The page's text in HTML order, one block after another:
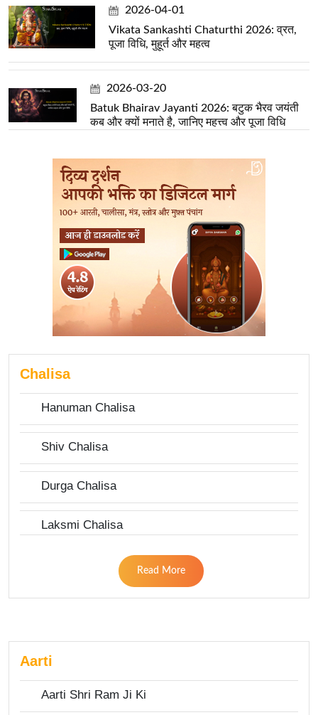
2026-04-01
Vikata Sankashti Chaturthi 2026: व्रत,
पूजा विधि, मुहूर्त और महत्व
2026-03-20
Batuk Bhairav Jayanti 2026: बटुक भैरव जयंती
कब और क्यों मनाते है, जानिए महत्त्व और पूजा विधि
Chalisa
Hanuman Chalisa
Shiv Chalisa
Durga Chalisa
Laksmi Chalisa
Read More
Aarti
Aarti Shri Ram Ji Ki